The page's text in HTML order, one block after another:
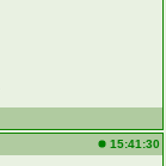
15:41:30